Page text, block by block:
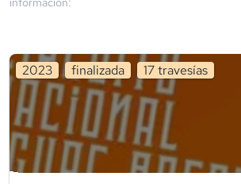
2023 finalizada 17travesías